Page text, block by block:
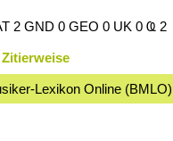
2 GND 0 GEO 0 UK 0 Ҩ 2
Lexikon Online (BMLO)